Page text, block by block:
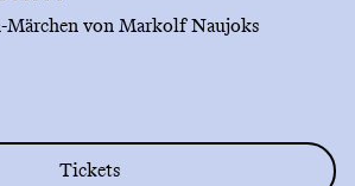
Märchen von Markolf Naujoks
Tickets